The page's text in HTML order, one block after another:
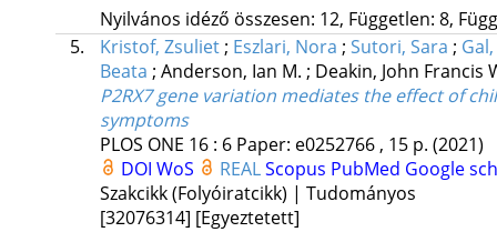
Nyilvános idéző összesen: 12, Független: 8,
5.
Kristof, Zsuliet; Eszlari, Nora ; Sutori, Sara ;
Beata ; Anderson, Ian M. ; Deakin, John Francis
P2RX7 gene variation mediates the effect of
symptoms
PLOS ONE 16: 6 Paper: e0252766 , 15 p. (2021)
DOI WoS REALScopus PubMed Google
Szakcikk (Folyóiratcikk) | Tudományos
[32076314] [Egyeztetett]